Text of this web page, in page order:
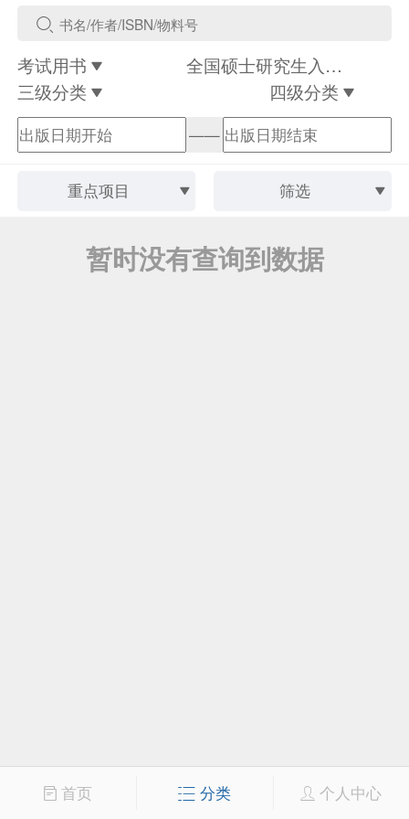
考试用书
全国硕士研究生入学统一考试
三级分类
四级分类
——
重点项目 筛选
暂时没有查询到数据
首页 分类 个人中心